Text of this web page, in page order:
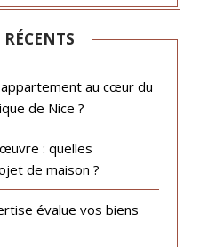
au cœur du
de Nice ?
: quelles
de maison ?
évalue vos biens